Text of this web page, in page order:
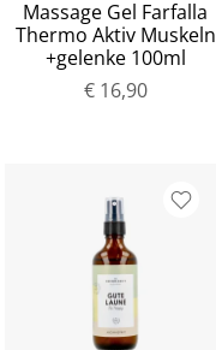
Massage Gel Farfalla
Thermo Aktiv Muskeln
+gelenke 100ml
€ 16,90